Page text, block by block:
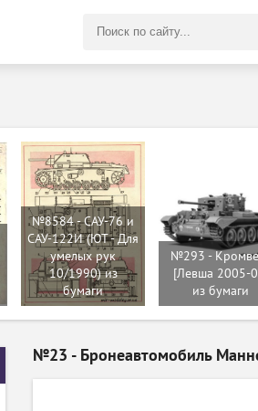
№8584 - САУ-76 и
САУ-122И (ЮТ - Для
умелых рук
10/1990) из
бумаги
№293 -
[Левша 2005-
из бумаги
№23 - Бронеавтомобиль